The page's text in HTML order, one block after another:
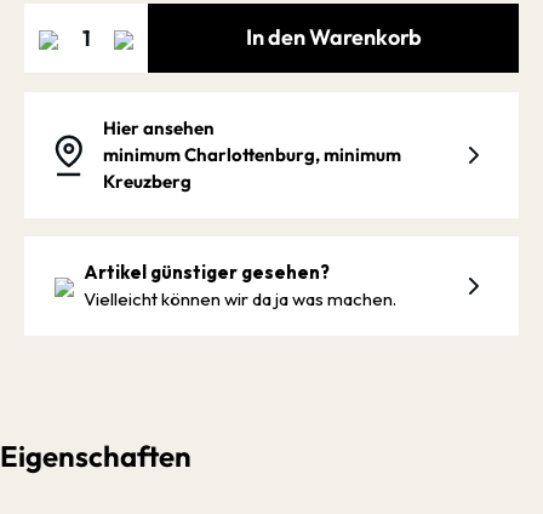
In den Warenkorb
Hier ansehen
minimum Charlottenburg,minimum
Kreuzberg
Artikel günstiger gesehen?
Vielleicht können wir da ja was machen.
Eigenschaften